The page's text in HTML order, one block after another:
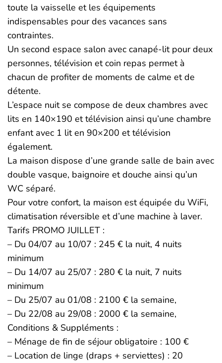
toute la vaisselle et les équipements
indispensables pour des vacances sans
contraintes.
Un second espace salon avec canapé-lit pour deux
personnes, télévision et coin repas permet à
chacun de profiter de moments de calme et de
détente.
L’espace nuit se compose de deux chambres avec
lits en 140×190 et télévision ainsi qu’une chambre
enfant avec 1 lit en 90×200 et télévision
également.
La maison dispose d’une grande salle de bain avec
double vasque, baignoire et douche ainsi qu’un
WC séparé.
Pour votre confort, la maison est équipée du WiFi,
climatisation réversible et d’une machine à laver.
Tarifs PROMO JUILLET :
– Du 04/07 au 10/07 : 245 € la nuit, 4 nuits
minimum
– Du 14/07 au 25/07 : 280 € la nuit, 7 nuits
minimum
– Du 25/07 au 01/08 : 2100 € la semaine,
– Du 22/08 au 29/08 : 2000 € la semaine,
Conditions & Suppléments :
– Ménage de fin de séjour obligatoire : 100 €
– Location de linge (draps + serviettes) : 20